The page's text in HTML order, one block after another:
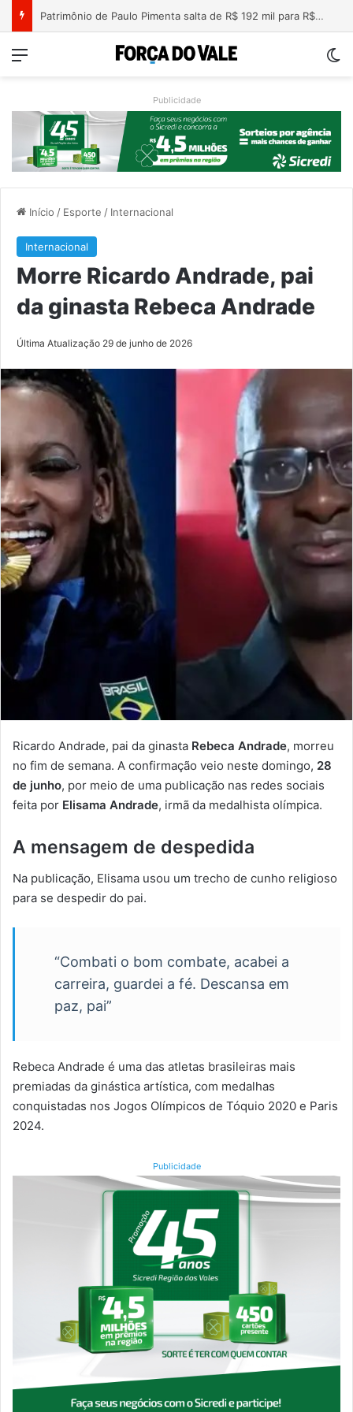
Nova lei endurece penas para crimes sexuais online contra crianças e adolescentes
Menu
Publicidade
Início / Esporte / Internacional
Internacional
Morre Ricardo Andrade, pai
da ginasta Rebeca Andrade
Última Atualização 29 de junho de 2026
Ricardo Andrade, pai da ginasta Rebeca Andrade, morreu
no fim de semana. A confirmação veio neste domingo, 28
de junho, por meio de uma publicação nas redes sociais
feita por Elisama Andrade, irmã da medalhista olímpica.
A mensagem de despedida
Na publicação, Elisama usou um trecho de cunho religioso
para se despedir do pai.
“Combati o bom combate, acabei a
carreira, guardei a fé. Descansa em
paz, pai”
Rebeca Andrade é uma das atletas brasileiras mais
premiadas da ginástica artística, com medalhas
conquistadas nos Jogos Olímpicos de Tóquio 2020 e Paris
2024.
Publicidade